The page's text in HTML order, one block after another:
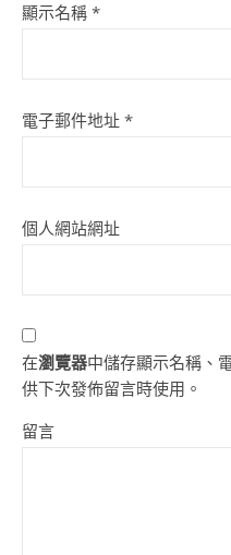
顯示名稱 *
電子郵件地址 *
個人網站網址
在瀏覽器中儲存顯示名稱、
供下次發佈留言時使用。
留言